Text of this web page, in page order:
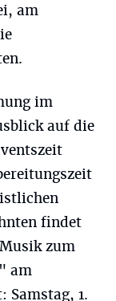
am
im
auf die
findet
zum
am
Samstag, 1.